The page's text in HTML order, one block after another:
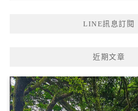
LINE訊息訂閱
近期文章